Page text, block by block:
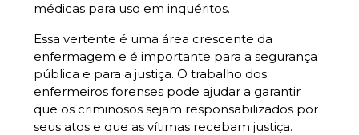
médicas para uso em inquéritos.
Essa vertente é uma área crescente da
enfermagem e é importante para a segurança
pública e para a justiça. O trabalho dos
enfermeiros forenses pode ajudar a garantir
que os criminosos sejam responsabilizados por
seus atos e que as vítimas recebam justiça.